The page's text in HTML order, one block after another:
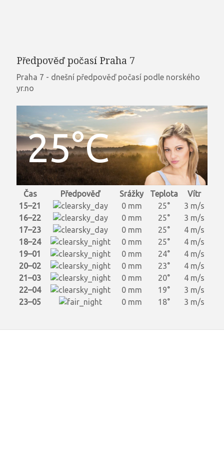
Předpověď počasí Praha 7
Praha 7 - dnešní předpověď počasí podle norského
yr.no
25°C
Čas Předpověď Srážky Teplota
Vítr
15–21
0 mm 25°
3 m/s
16–22
0 mm 25°
3 m/s
17–23
0 mm 25°
4 m/s
18–24
0 mm 25°
4 m/s
19–01
0 mm 24°
4 m/s
20–02
0 mm 23°
4 m/s
21–03
0 mm 20°
4 m/s
22–04
0 mm 19°
3 m/s
23–05
0 mm 18° 3 m/s